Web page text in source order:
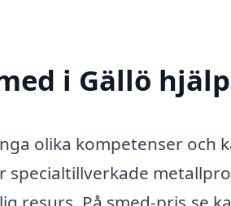
i Gällö
olika kompetenser och
specialtillverkade